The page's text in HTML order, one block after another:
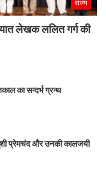
राज्य
लेखक ललित गर्ग की
का सन्दर्भ ग्रन्थ
प्रेमचंद और उनकी कालजयी